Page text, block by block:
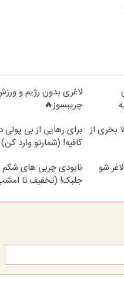
لاغری بدون رژیم و
چریبسوز🔥
بخری از برای رهایی از بی
کافیه! (شمارتو وارد کن)
نابودی چربی های شکم
جلبک! (تخفیف تا